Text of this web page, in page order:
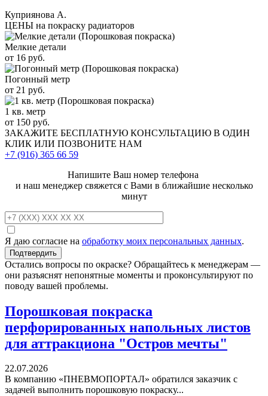
Куприянова А.
ЦЕНЫ на покраску радиаторов
Мелкие детали
от 16 руб.
Погонный метр
от 21 руб.
1 кв. метр
от 150 руб.
ЗАКАЖИТЕ БЕСПЛАТНУЮ КОНСУЛЬТАЦИЮ В ОДИН
КЛИК ИЛИ ПОЗВОНИТЕ НАМ
+7 (916) 365 66 59
Напишите Ваш номер телефона
и наш менеджер свяжется с Вами в ближайшие несколько
минут
Я даю согласие на обработку моих персональных данных.
Остались вопросы по окраске? Обращайтесь к менеджерам —
они разъяснят непонятные моменты и проконсультируют по
поводу вашей проблемы.
Порошковая покраска
перфорированных напольных листов
для аттракциона "Остров мечты"
22.07.2026
В компанию «ПНЕВМОПОРТАЛ» обратился заказчик с
задачей выполнить порошковую покраску...